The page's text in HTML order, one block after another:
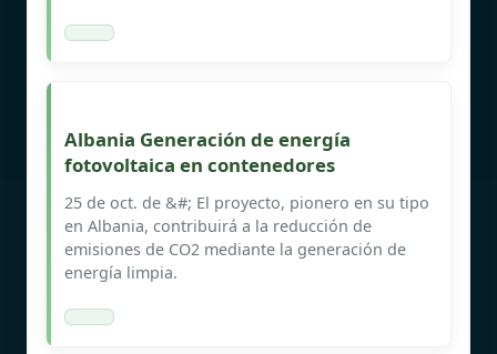
Albania Generación de energía
fotovoltaica en contenedores
25 de oct. de &#; El proyecto, pionero en su tipo
en Albania, contribuirá a la reducción de
emisiones de CO2 mediante la generación de
energía limpia.